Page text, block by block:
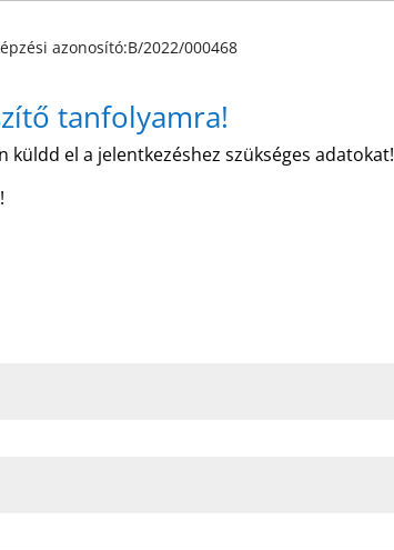
azonosító:B/2022/000468
tanfolyamra!
el a jelentkezéshez szükséges adatokat!